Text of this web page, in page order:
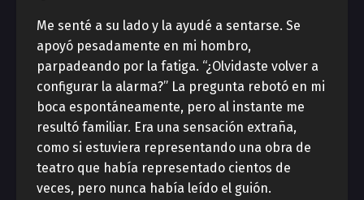
Me senté a su lado y la ayudé a sentarse. Se
apoyó pesadamente en mi hombro,
parpadeando por la fatiga. “¿Olvidaste volver a
configurar la alarma?” La pregunta rebotó en mi
boca espontáneamente, pero al instante me
resultó familiar. Era una sensación extraña,
como si estuviera representando una obra de
teatro que había representado cientos de
veces, pero nunca había leído el guión.